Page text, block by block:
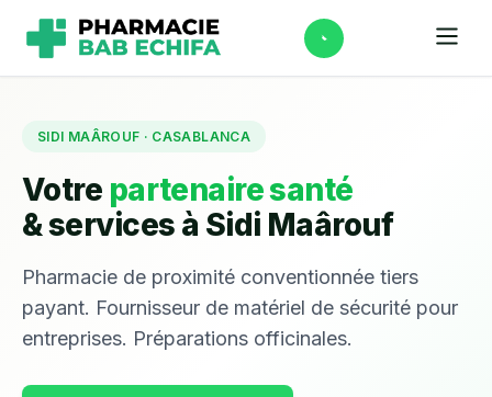
SIDI MAÂROUF · CASABLANCA
Votre partenaire santé
& services à Sidi Maârouf
Pharmacie de proximité conventionnée tiers
payant. Fournisseur de matériel de sécurité pour
entreprises. Préparations officinales.